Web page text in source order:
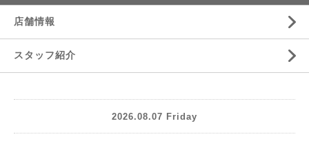
店舗情報
スタッフ紹介
2026.08.07 Friday